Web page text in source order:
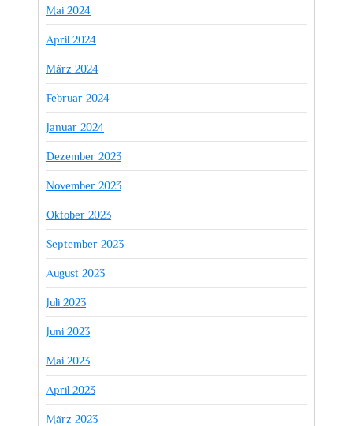
Mai 2024
April 2024
März 2024
Februar 2024
Januar 2024
Dezember 2023
November 2023
Oktober 2023
September 2023
August 2023
Juli 2023
Juni 2023
Mai 2023
April 2023
März 2023